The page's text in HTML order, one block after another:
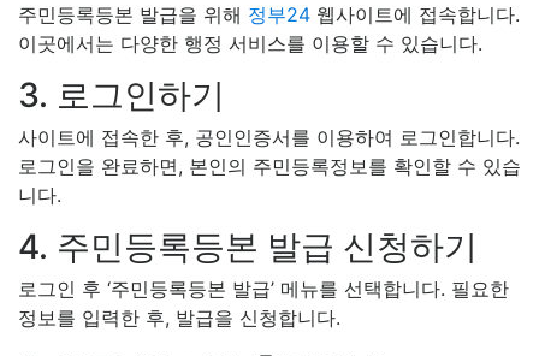
주민등록등본 발급을 위해 정부24 웹사이트에 접속합니다.
이곳에서는 다양한 행정 서비스를 이용할 수 있습니다.
3. 로그인하기
사이트에 접속한 후, 공인인증서를 이용하여 로그인합니다.
로그인을 완료하면, 본인의 주민등록정보를 확인할 수 있습
니다.
4. 주민등록등본 발급 신청하기
로그인 후 ‘주민등록등본 발급’ 메뉴를 선택합니다. 필요한
정보를 입력한 후, 발급을 신청합니다.